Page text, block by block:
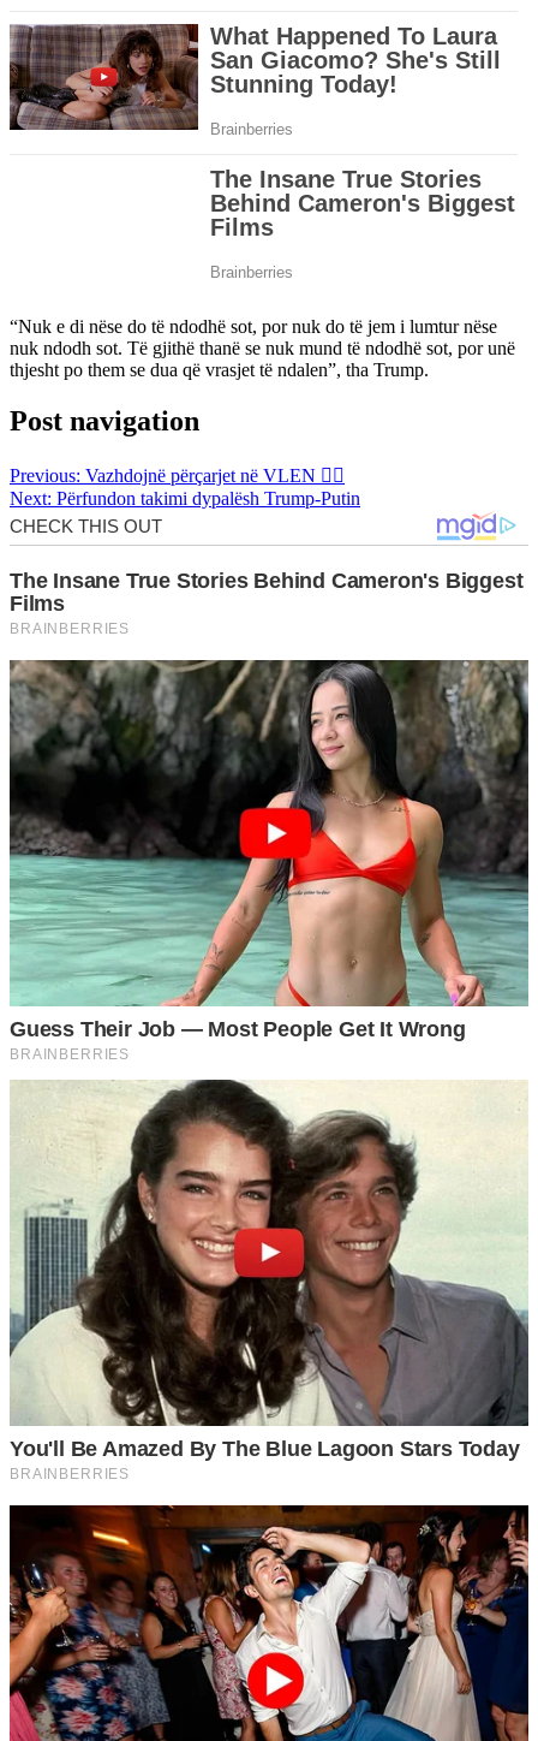
“Nuk e di nëse do të ndodhë sot, por nuk do të jem i lumtur nëse
nuk ndodh sot. Të gjithë thanë se nuk mund të ndodhë sot, por unë
thjesht po them se dua që vrasjet të ndalen”, tha Trump.
Post navigation
Previous: Vazhdojnë përçarjet në VLEN 👇🏻
Next: Përfundon takimi dypalësh Trump-Putin